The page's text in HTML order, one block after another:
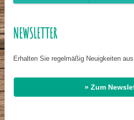
NEWSLETTER
Erhalten Sie regelmäßig Neuigkeiten
» Zum